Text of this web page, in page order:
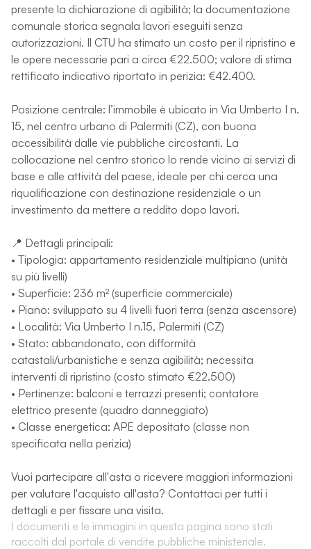
presente la dichiarazione di agibilità; la documentazione
comunale storica segnala lavori eseguiti senza
autorizzazioni. Il CTU ha stimato un costo per il ripristino e
le opere necessarie pari a circa €22.500; valore di stima
rettificato indicativo riportato in perizia: €42.400.
Posizione centrale: l’immobile è ubicato in Via Umberto I n.
15, nel centro urbano di Palermiti (CZ), con buona
accessibilità dalle vie pubbliche circostanti. La
collocazione nel centro storico lo rende vicino ai servizi di
base e alle attività del paese, ideale per chi cerca una
riqualificazione con destinazione residenziale o un
investimento da mettere a reddito dopo lavori.
📍 Dettagli principali:
• Tipologia: appartamento residenziale multipiano (unità
su più livelli)
• Superficie: 236 m² (superficie commerciale)
• Piano: sviluppato su 4 livelli fuori terra (senza ascensore)
• Località: Via Umberto I n.15, Palermiti (CZ)
• Stato: abbandonato, con difformità
catastali/urbanistiche e senza agibilità; necessita
interventi di ripristino (costo stimato €22.500)
• Pertinenze: balconi e terrazzi presenti; contatore
elettrico presente (quadro danneggiato)
• Classe energetica: APE depositato (classe non
specificata nella perizia)
Vuoi partecipare all'asta o ricevere maggiori informazioni
per valutare l'acquisto all'asta? Contattaci per tutti i
dettagli e per fissare una visita.
I documenti e le immagini in questa pagina sono stati
raccolti dal portale di vendite pubbliche ministeriale.